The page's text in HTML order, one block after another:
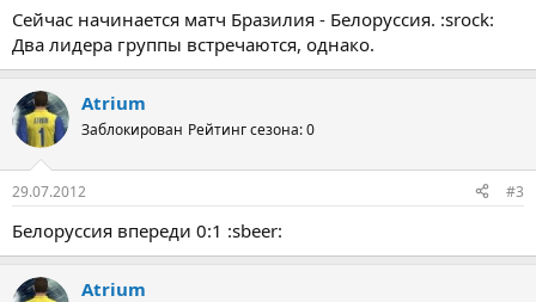
Сейчас начинается матч Бразилия - Белоруссия. :srock:
Два лидера группы встречаются, однако.
Atrium
Заблокирован Рейтинг сезона: 0
29.07.2012 #3
Белоруссия впереди 0:1 :sbeer:
Atrium